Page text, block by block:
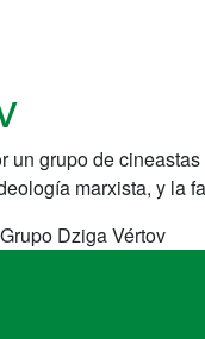
grupo de
marxista, y la
Dziga Vértov